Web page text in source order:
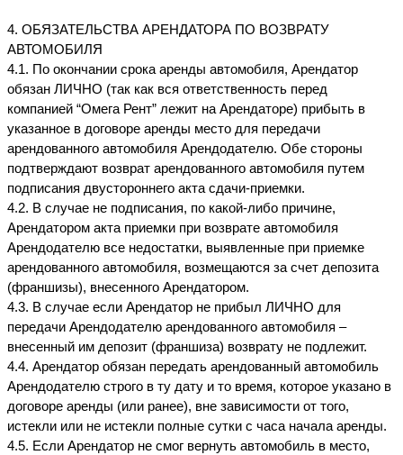
4. ОБЯЗАТЕЛЬСТВА АРЕНДАТОРА ПО ВОЗВРАТУ
АВТОМОБИЛЯ
4.1. По окончании срока аренды автомобиля, Арендатор
обязан ЛИЧНО (так как вся ответственность перед
компанией “Омега Рент” лежит на Арендаторе) прибыть в
указанное в договоре аренды место для передачи
арендованного автомобиля Арендодателю. Обе стороны
подтверждают возврат арендованного автомобиля путем
подписания двустороннего акта сдачи-приемки.
4.2. В случае не подписания, по какой-либо причине,
Арендатором акта приемки при возврате автомобиля
Арендодателю все недостатки, выявленные при приемке
арендованного автомобиля, возмещаются за счет депозита
(франшизы), внесенного Арендатором.
4.3. В случае если Арендатор не прибыл ЛИЧНО для
передачи Арендодателю арендованного автомобиля –
внесенный им депозит (франшиза) возврату не подлежит.
4.4. Арендатор обязан передать арендованный автомобиль
Арендодателю строго в ту дату и то время, которое указано в
договоре аренды (или ранее), вне зависимости от того,
истекли или не истекли полные сутки с часа начала аренды.
4.5. Если Арендатор не смог вернуть автомобиль в место,